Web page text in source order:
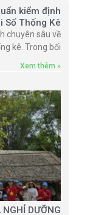
kiểm định
Số Thống Kê
chuyên sâu về
kê. Trong bối
Xem thêm »
DƯỠNG